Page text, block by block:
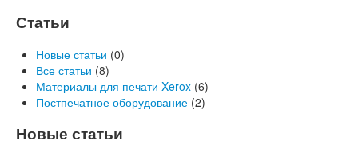
Статьи
Новые статьи (0)
Все статьи (8)
Материалы для печати Xerox (6)
Постпечатное оборудование (2)
Новые статьи